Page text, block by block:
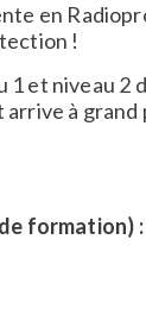
en
!
et niveau 2
à grand
formation) :